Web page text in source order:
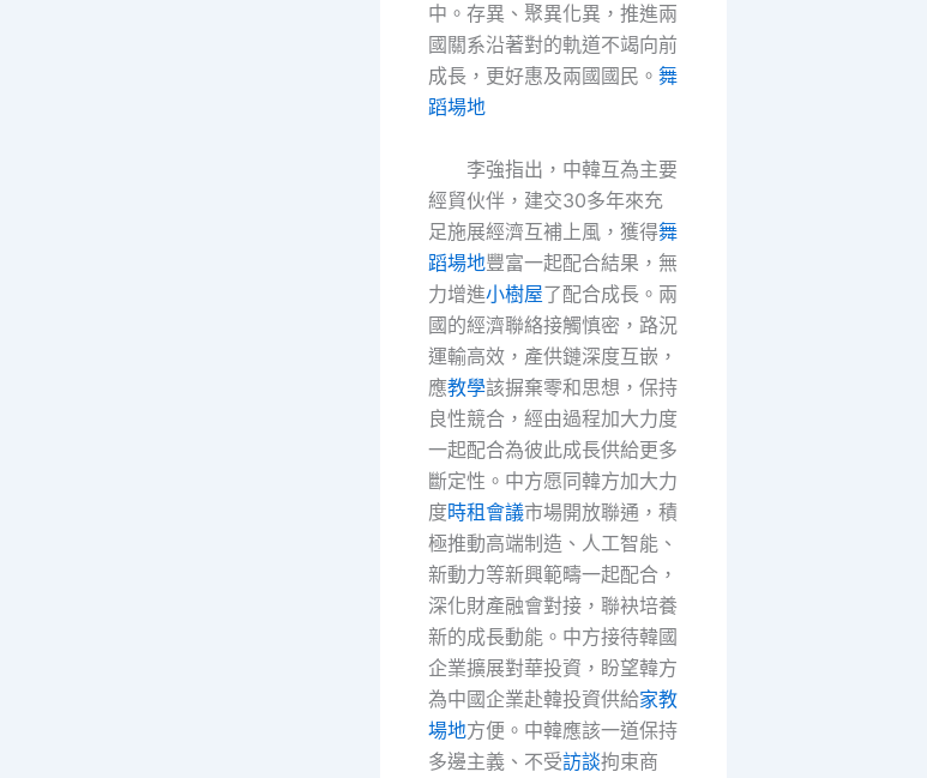
中。存異、聚異化異，推進兩
國關系沿著對的軌道不竭向前
成長，更好惠及兩國國民。 舞
蹈場地
李強指出，中韓互為主要
經貿伙伴，建交30多年來充
足施展經濟互補上風，獲得舞
蹈場地豐富一起配合結果，無
力增進小樹屋了配合成長。兩
國的經濟聯絡接觸慎密，路況
運輸高效，產供鏈深度互嵌，
應教學該摒棄零和思想，保持
良性競合，經由過程加大力度
一起配合為彼此成長供給更多
斷定性。中方愿同韓方加大力
度時租會議市場開放聯通，積
極推動高端制造、人工智能、
新動力等新興範疇一起配合，
深化財產融會對接，聯袂培養
新的成長動能。中方接待韓國
企業擴展對華投資，盼望韓方
為中國企業赴韓投資供給家教
場地方便。中韓應該一道保持
多邊主義、不受訪談拘束商